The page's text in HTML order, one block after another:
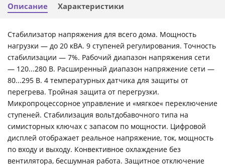
Описание Характеристики
Стабилизатор напряжения для всего дома. Мощность
нагрузки — до 20 кВА. 9 ступеней регулирования. Точность
стабилизации — 7%. Рабочий диапазон напряжения сети
— 120...280 В. Расширенный диапазон напряжение сети —
80...295 В. 4 температурных датчика для защиты от
перегрева. Тройная защита от перегрузки.
Микропроцессорное управление и «мягкое« переключение
ступеней. Стабилизация вольтдобавочного типа на
симисторных ключах с запасом по мощности. Цифровой
дисплей отображает реальное напряжение, ток, мощность
по входу и выходу. Конвективное охлаждение без
вентилятора, бесшумная работа. Защитное отключение